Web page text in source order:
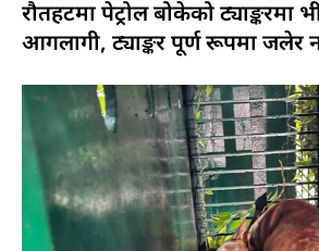
रौतहटमा पेट्रोल बोकेको ट्याङ्करमा
आगलागी, ट्याङ्कर पूर्ण रूपमा जलेर